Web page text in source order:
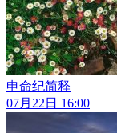
申命纪简释
07月22日 16:00